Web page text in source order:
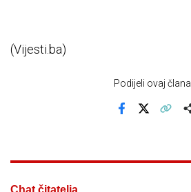
(Vijesti.ba)
Podijeli ovaj